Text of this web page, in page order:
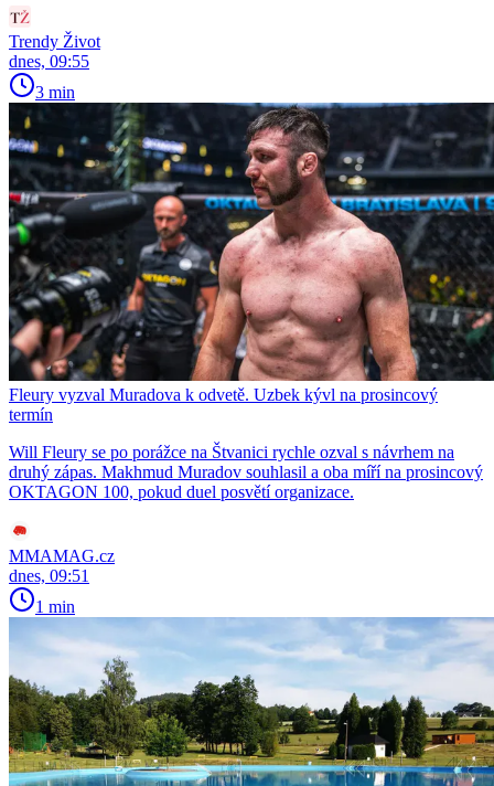
Trendy Život
dnes, 09:55
3 min
Fleury vyzval Muradova k odvetě. Uzbek kývl na prosincový
termín
Will Fleury se po porážce na Štvanici rychle ozval s návrhem na
druhý zápas. Makhmud Muradov souhlasil a oba míří na prosincový
OKTAGON 100, pokud duel posvětí organizace.
MMAMAG.cz
dnes, 09:51
1 min